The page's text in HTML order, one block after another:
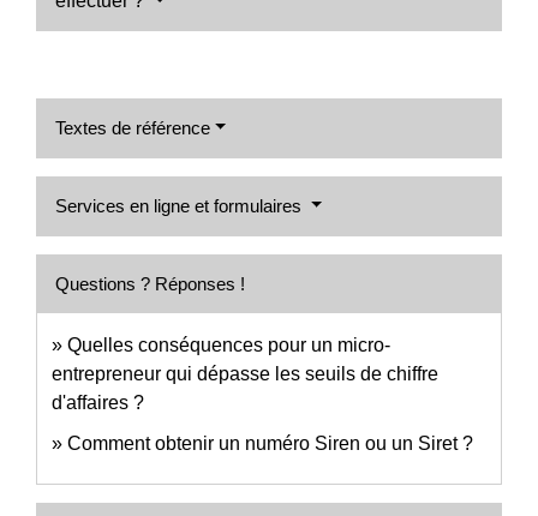
Textes de référence
Services en ligne et formulaires
Questions ? Réponses !
Quelles conséquences pour un micro-
entrepreneur qui dépasse les seuils de chiffre
d'affaires ?
Comment obtenir un numéro Siren ou un Siret ?